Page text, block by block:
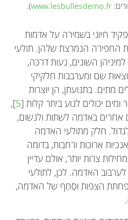
www.lesbullesdemo.fr
).
חיוני בשמירה על אדמות
החפירה הנמרצת שלהן. תולעי
השונים, נעות דרכּה,
שם ומערבבות חלקיקי
מתים. בתנועתן, הן יוצרות
ומים יכולים לנוע ביתר קלות [5
],
אחרים באדמה לשתות ולנשום,
חלק מתולעי האדמה
ארוכות ורחבות, בדומה
צרות יותר, אולם עדיין
האדמה. לכן, לתולעי
הצפות וסַחַף של האדמה,